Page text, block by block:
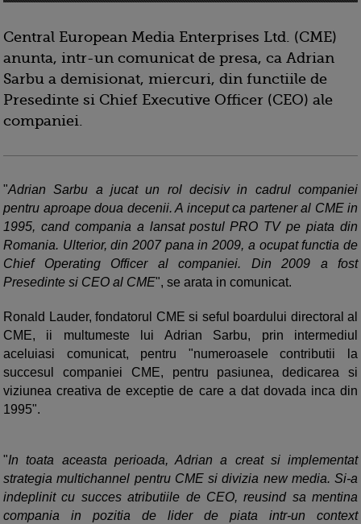
Central European Media Enterprises Ltd. (CME)
anunta, intr-un comunicat de presa, ca Adrian
Sarbu a demisionat, miercuri, din functiile de
Presedinte si Chief Executive Officer (CEO) ale
companiei.
"Adrian Sarbu a jucat un rol decisiv in cadrul companiei
pentru aproape doua decenii. A inceput ca partener al CME in
1995, cand compania a lansat postul PRO TV pe piata din
Romania. Ulterior, din 2007 pana in 2009, a ocupat functia de
Chief Operating Officer al companiei. Din 2009 a fost
Presedinte si CEO al CME", se arata in comunicat.
Ronald Lauder, fondatorul CME si seful boardului directoral al
CME, ii multumeste lui Adrian Sarbu, prin intermediul
aceluiasi comunicat, pentru "numeroasele contributii la
succesul companiei CME, pentru pasiunea, dedicarea si
viziunea creativa de exceptie de care a dat dovada inca din
1995".
"In toata aceasta perioada, Adrian a creat si implementat
strategia multichannel pentru CME si divizia new media. Si-a
indeplinit cu succes atributiile de CEO, reusind sa mentina
compania in pozitia de lider de piata intr-un context